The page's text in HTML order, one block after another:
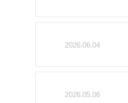
2026.06.04
2026.05.06